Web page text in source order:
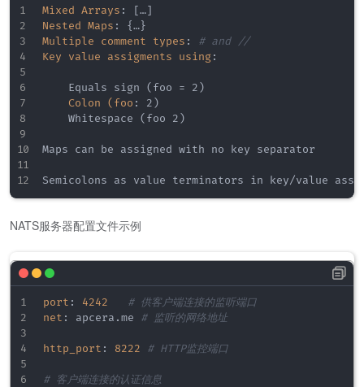
TLS 安全选项:
--tls                       启用TLS，不验证客户
-tlscert <file
             服务器证书文件
-
tlskey <file>
              服务器证书私钥
- - tlscacert <file
集群选项 :
-cluster <cluster -url>
请求路由的集群
-- no_advertise <bool>
不向客户端通告
向其他服务器通
version                   显示版本信息
--
Mixed Arrays : […]
Nested Maps : {…}
Multiple comment types :
# and //
Key value assigments using:
    Equals sign (foo = 2)
Colon (foo :
2)
    Whitespace (foo 2)
Maps can be assigned with no key separator
Semicolons as value terminators in key/value
NATS服务器配置文件示例
port : 4242
# 供客户端连接的监听端口
net : apcera.me # 监听的网络地址
http_port : 8222 # HTTP监控端口
# 客户端连接的认证信息